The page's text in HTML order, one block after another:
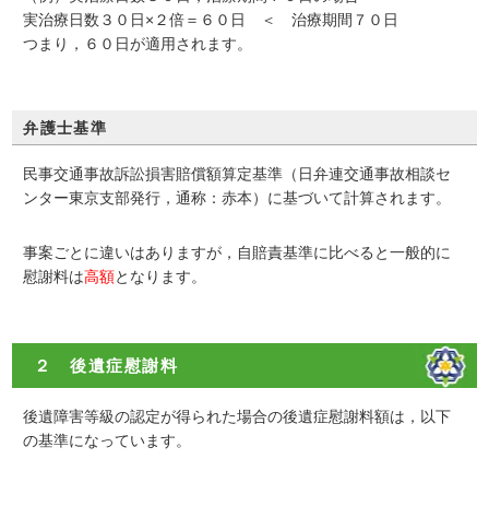
実治療日数３０日×２倍＝６０日 ＜ 治療期間７０日
つまり，６０日が適用されます。
弁護士基準
民事交通事故訴訟損害賠償額算定基準（日弁連交通事故相談セ
ンター東京支部発行，通称：赤本）に基づいて計算されます。
事案ごとに違いはありますが， 自賠責基準に比べると一般的に
慰謝料は高額となります。
２ 後遺症慰謝料
後遺障害等級の認定が得られた場合の後遺症慰謝料額は，以下
の基準になっています。